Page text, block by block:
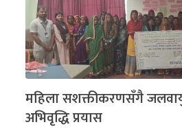
महिला सशक्तीकरणसँगै
अभिवृद्धि प्रयास